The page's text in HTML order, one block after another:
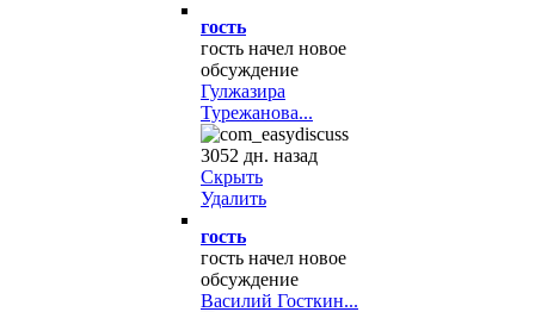
гость
гость начел новое
обсуждение
Гулжазира
Турежанова...
3052 дн. назад
Скрыть
Удалить
гость
гость начел новое
обсуждение
Василий Госткин...